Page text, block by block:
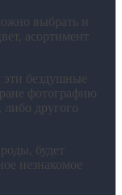
выбрать и
асортимент
бездушные
фотографию
либо другого
будет
незнакомое